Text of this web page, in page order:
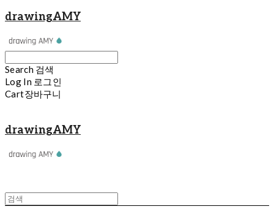
drawingAMY
Search 검색
Log In 로그인
Cart장바구니
drawingAMY